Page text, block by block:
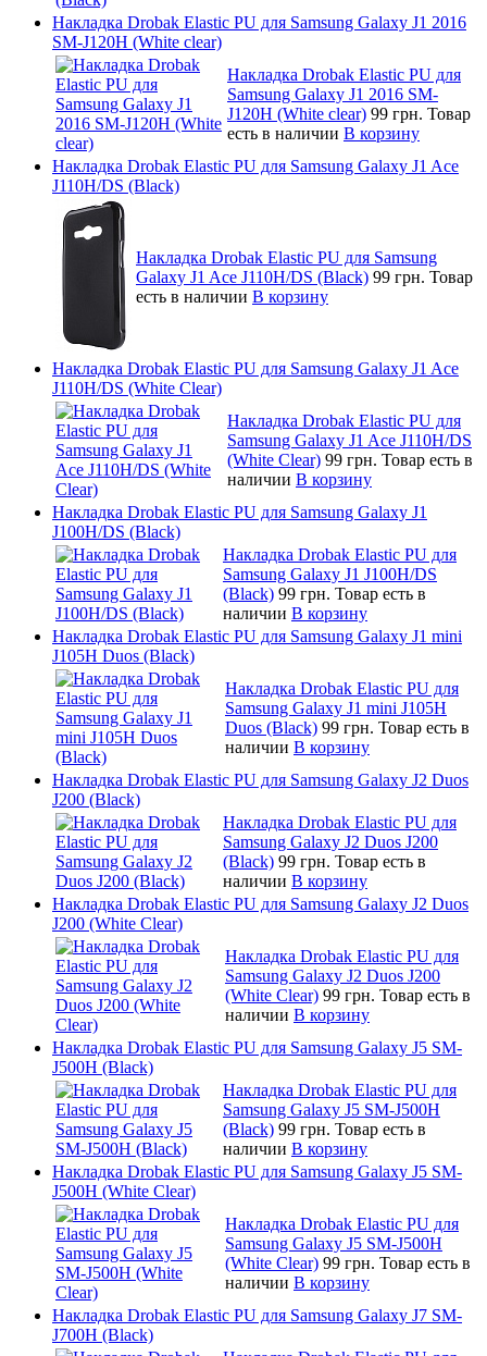
Накладка Drobak Elastic PU для Samsung Galaxy J1 2016
SM-J120H (White clear)
Накладка Drobak Elastic PU для
Samsung Galaxy J1 2016 SM-
J120H (White clear) 99 грн. Товар
есть в наличии В корзину
Накладка Drobak Elastic PU для Samsung Galaxy J1 Ace
J110H/DS (Black)
Накладка Drobak Elastic PU для Samsung
Galaxy J1 Ace J110H/DS (Black) 99 грн. Товар
есть в наличии В корзину
Накладка Drobak Elastic PU для Samsung Galaxy J1 Ace
J110H/DS (White Clear)
Накладка Drobak Elastic PU для
Samsung Galaxy J1 Ace J110H/DS
(White Clear) 99 грн. Товар есть в
наличии В корзину
Накладка Drobak Elastic PU для Samsung Galaxy J1
J100H/DS (Black)
Накладка Drobak Elastic PU для
Samsung Galaxy J1 J100H/DS
(Black) 99 грн. Товар есть в
наличии В корзину
Накладка Drobak Elastic PU для Samsung Galaxy J1 mini
J105H Duos (Black)
Накладка Drobak Elastic PU для
Samsung Galaxy J1 mini J105H
Duos (Black) 99 грн. Товар есть в
наличии В корзину
Накладка Drobak Elastic PU для Samsung Galaxy J2 Duos
J200 (Black)
Накладка Drobak Elastic PU для
Samsung Galaxy J2 Duos J200
(Black) 99 грн. Товар есть в
наличии В корзину
Накладка Drobak Elastic PU для Samsung Galaxy J2 Duos
J200 (White Clear)
Накладка Drobak Elastic PU для
Samsung Galaxy J2 Duos J200
(White Clear) 99 грн. Товар есть в
наличии В корзину
Накладка Drobak Elastic PU для Samsung Galaxy J5 SM-
J500H (Black)
Накладка Drobak Elastic PU для
Samsung Galaxy J5 SM-J500H
(Black) 99 грн. Товар есть в
наличии В корзину
Накладка Drobak Elastic PU для Samsung Galaxy J5 SM-
J500H (White Clear)
Накладка Drobak Elastic PU для
Samsung Galaxy J5 SM-J500H
(White Clear) 99 грн. Товар есть в
наличии В корзину
Накладка Drobak Elastic PU для Samsung Galaxy J7 SM-
J700H (Black)